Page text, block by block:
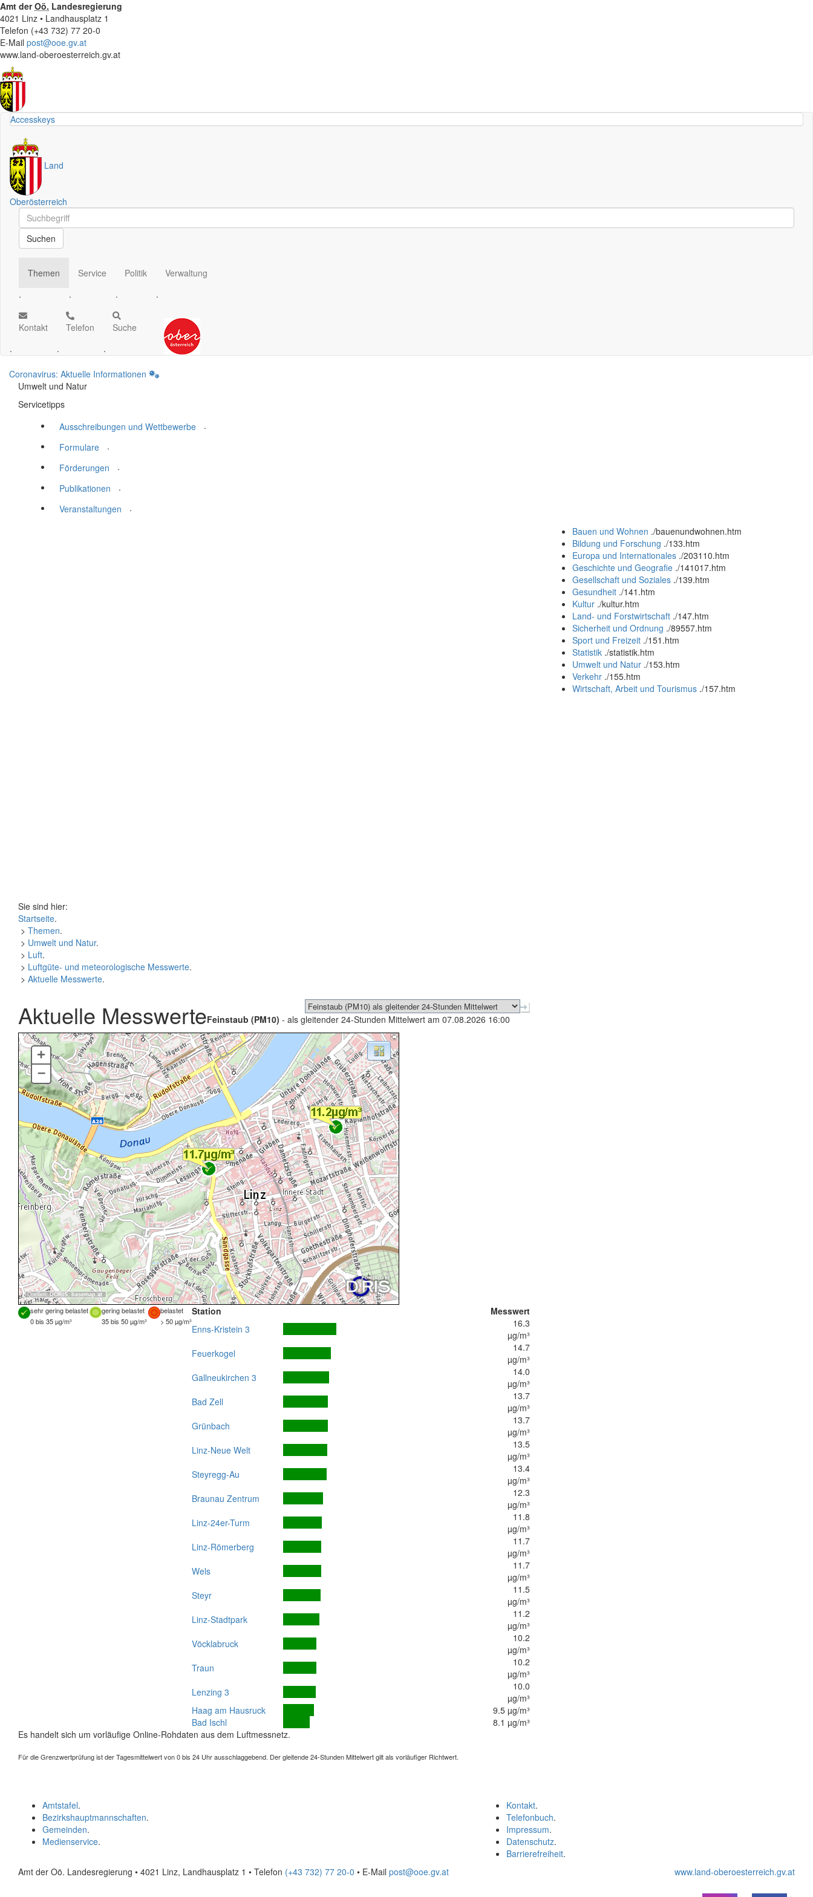
Amt derOö. Landesregierung
4021 Linz • Landhausplatz 1
Telefon (+43 732) 77 20-0
E-Mail post@ooe.gv.at
www.land-oberoesterreich.gv.at
Accesskeys
Land
Oberösterreich
Schnellsuche
Schnellsuche
Suchen
Themen
.
Service
.
Politik
.
Verwaltung
.
Kontakt
.
Telefon
.
Suche
.
Coronavirus: Aktuelle Informationen
Umwelt und Natur
Servicetipps
Ausschreibungen und Wettbewerbe
.
Formulare
.
Förderungen
.
Publikationen
.
Veranstaltungen
.
Bauen und Wohnen ./bauenundwohnen.htm
Bildung und Forschung ./133.htm
Europa und Internationales ./203110.htm
Geschichte und Geografie ./141017.htm
Gesellschaft und Soziales ./139.htm
Gesundheit ./141.htm
Kultur ./kultur.htm
Land- und Forstwirtschaft ./147.htm
Sicherheit und Ordnung ./89557.htm
Sport und Freizeit ./151.htm
Statistik ./statistik.htm
Umwelt und Natur ./153.htm
Verkehr ./155.htm
Wirtschaft, Arbeit und Tourismus ./157.htm
Sie sind hier:
Startseite.
> Themen.
> Umwelt und Natur.
> Luft.
> Luftgüte- und meteorologische Messwerte.
> Aktuelle Messwerte.
Aktuelle MesswerteFeinstaub (PM10) - als gleitender 24-Stunden Mittelwert am 07.08.2026 16:00
Quellen:DORIS, basemap.at
+
–
sehr gering belastet gering belastet
belastet
0 bis 35 µg/m³
35 bis 50 µg/m³ > 50 µg/m³
Station
Messwert
Enns-Kristein 3
16.3
µg/m³
Feuerkogel
14.7
µg/m³
Gallneukirchen 3
14.0
µg/m³
Bad Zell
13.7
µg/m³
Grünbach
13.7
µg/m³
Linz-Neue Welt
13.5
µg/m³
Steyregg-Au
13.4
µg/m³
Braunau Zentrum
12.3
µg/m³
Linz-24er-Turm
11.8
µg/m³
Linz-Römerberg
11.7
µg/m³
Wels
11.7
µg/m³
Steyr
11.5
µg/m³
Linz-Stadtpark
11.2
µg/m³
Vöcklabruck
10.2
µg/m³
Traun
10.2
µg/m³
Lenzing 3
10.0
µg/m³
Haag am Hausruck
9.5 µg/m³
Bad Ischl
8.1 µg/m³
Es handelt sich um vorläufige Online-Rohdaten aus dem Luftmessnetz.
Für die Grenzwertprüfung ist der Tagesmittelwert von 0 bis 24 Uhr ausschlaggebend. Der gleitende 24-Stunden Mittelwert gilt als vorläufiger Richtwert.
Kontakt.
Telefonbuch.
Impressum.
Datenschutz.
Barrierefreiheit.
Amtstafel.
Bezirkshauptmannschaften.
Gemeinden.
Medienservice.
Amt der Oö. Landesregierung • 4021 Linz, Landhausplatz 1 • Telefon (+43 732) 77 20-0 • E-Mail post@ooe.gv.at www.land-oberoesterreich.gv.at